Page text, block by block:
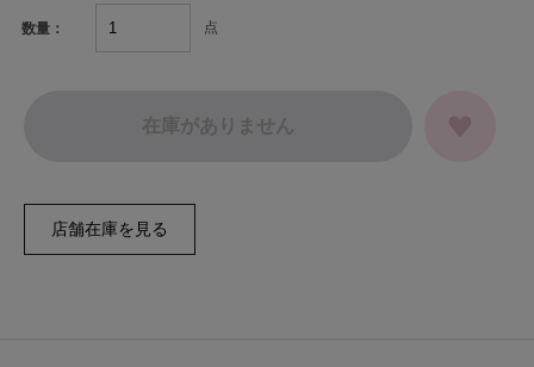
数量： 点
在庫がありません